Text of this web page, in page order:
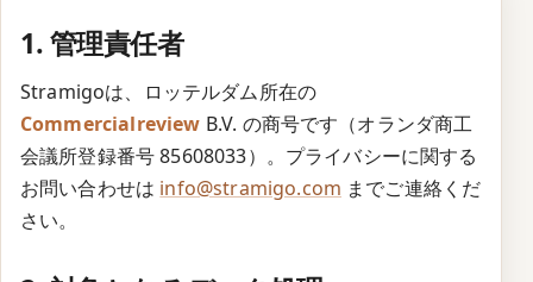
1. 管理責任者
Stramigoは、ロッテルダム所在の
Commercialreview B.V. の商号です（オランダ商工
会議所登録番号 85608033）。プライバシーに関する
お問い合わせは info@stramigo.com までご連絡くだ
さい。